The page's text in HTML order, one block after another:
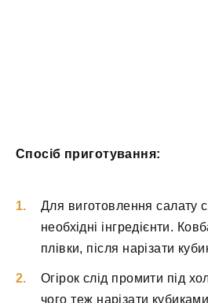
Спосіб приготування:
Для виготовлення салату
необхідні інгредієнти.
плівки, після нарізати
Огірок слід промити під
чого теж нарізати